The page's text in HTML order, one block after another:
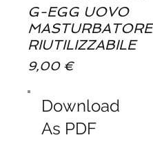
G-EGG UOVO
MASTURBATORE
RIUTILIZZABILE
9,00 €Preis
Download
As PDF